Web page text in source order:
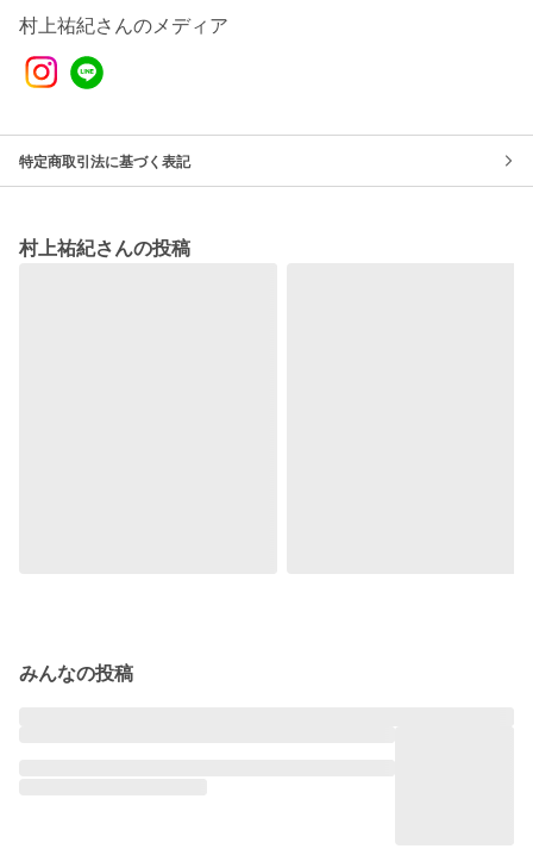
村上祐紀さんのメディア
特定商取引法に基づく表記
村上祐紀さんの投稿
みんなの投稿